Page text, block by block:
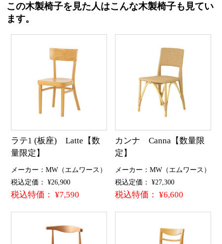
この木製椅子を見た人はこんな木製椅子も見てい
ます。
ラテ1 (板座) Latte【数
量限定】
メーカー：MW（エムワース）
税込定価： ¥26,900
税込特価： ¥7,590
カンナ Canna【数量限
定】
メーカー：MW（エムワース）
税込定価： ¥27,300
税込特価： ¥6,600